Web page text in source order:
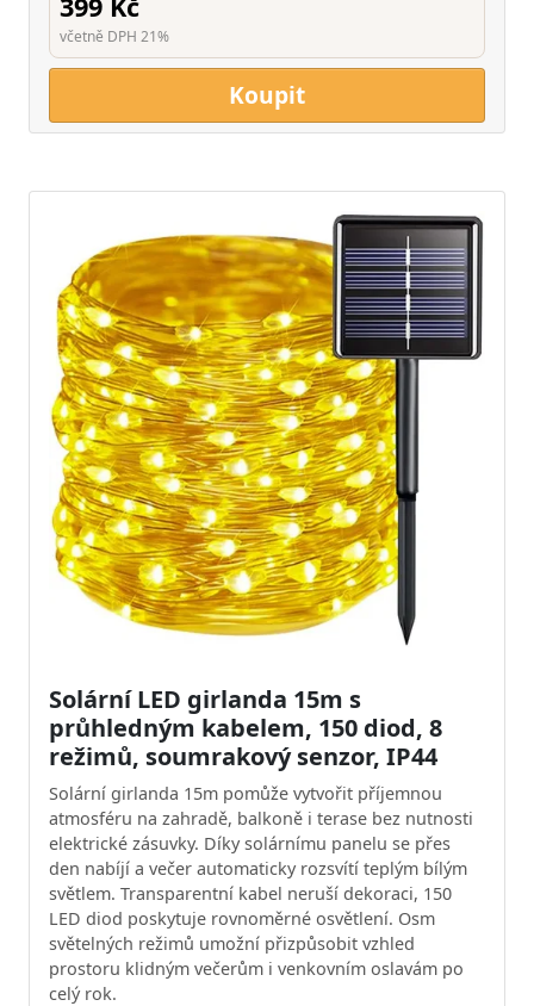
včetně DPH 21%
Koupit
Solární LED girlanda 15m s
průhledným kabelem, 150 diod, 8
režimů, soumrakový senzor, IP44
Solární girlanda 15m pomůže vytvořit příjemnou
atmosféru na zahradě, balkoně i terase bez nutnosti
elektrické zásuvky. Díky solárnímu panelu se přes
den nabíjí a večer automaticky rozsvítí teplým bílým
světlem. Transparentní kabel neruší dekoraci, 150
LED diod poskytuje rovnoměrné osvětlení. Osm
světelných režimů umožní přizpůsobit vzhled
prostoru klidným večerům i venkovním oslavám po
celý rok.